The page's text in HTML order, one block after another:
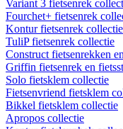
Variant 3 fietsenrek
Fourchet+ fietsenrek
Kontur fietsenrek collectie
TuliP fietsenrek collectie
Construct fietsenrekken
Griffin fietsenrek en
Solo fietsklem collectie
Fietsenvriend fietsklem
Bikkel fietsklem collectie
Apropos collectie